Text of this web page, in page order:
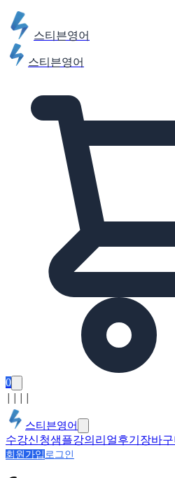
스티븐영어
스티븐영어
0
스티븐영어
수강신청샘플강의 리얼후기 장바구
회원가입 로그인